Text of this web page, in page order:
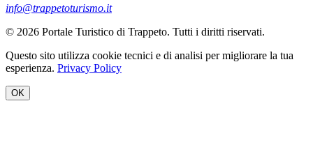
info@trappetoturismo.it
© 2026 Portale Turistico di Trappeto. Tutti i diritti riservati.
Questo sito utilizza cookie tecnici e di analisi per migliorare la tua
esperienza. Privacy Policy
OK